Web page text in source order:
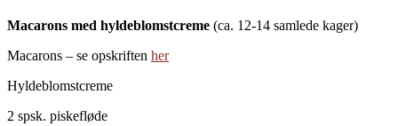
Macarons med hyldeblomstcreme (ca. 12-14 samlede kager)
Macarons – se opskriften her
Hyldeblomstcreme
2 spsk. piskefløde